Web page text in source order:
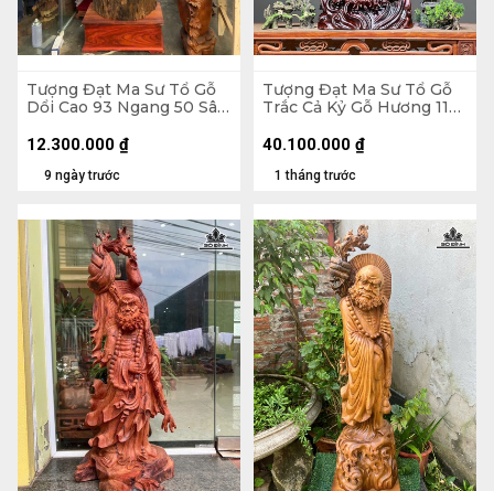
Tượng Đạt Ma Sư Tổ Gỗ
Dổi Cao 93 Ngang 50 Sâu
9 ngày trước
12.300.000 ₫
Tượng Đạt Ma Sư Tổ Gỗ
Trắc Cả Kỷ Gỗ Hương 116
Không Kỷ 103
1 tháng trước
40.100.000 ₫